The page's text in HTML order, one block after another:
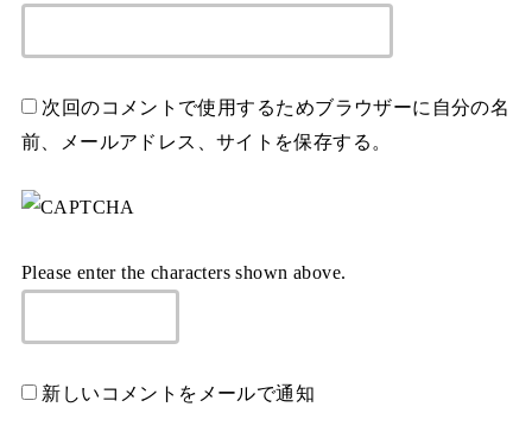
次回のコメントで使用するためブラウザーに自分の名
前、メールアドレス、サイトを保存する。
Please enter the characters shown above.
新しいコメントをメールで通知